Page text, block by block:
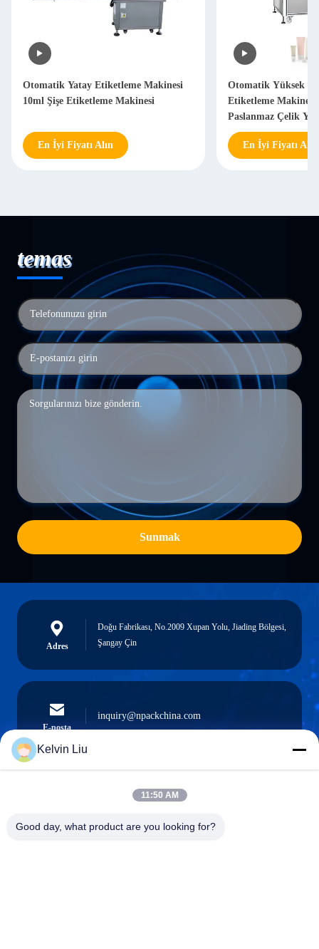
Otomatik Yatay Etiketleme Makinesi
10ml Şişe Etiketleme Makinesi
En İyi Fiyatı Alın
Otomatik Yüksek
Etiketleme
Paslanmaz Çelik
En İyi Fiyatı Alın
temas
Sunmak
Adres
Doğu Fabrikası, No.2009 Xupan Yolu, Jiading Bölgesi,
Şangay Çin
E-posta
inquiry@npackchina.com
0086-21-66035560
Kelvin Liu
11:50 AM
Good day, what product are you looking for?